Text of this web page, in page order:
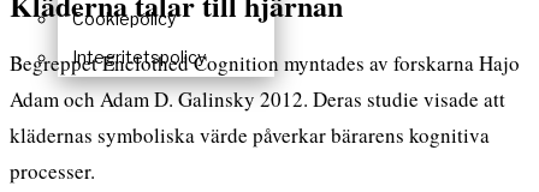
Cookiepolicy
Integritetspolicy
BegreppetEnclothed Cognition myntades av forskarna Hajo
Adam och Adam D. Galinsky 2012. Deras studie visade att
klädernas symboliska värde påverkar bärarens kognitiva
processer.